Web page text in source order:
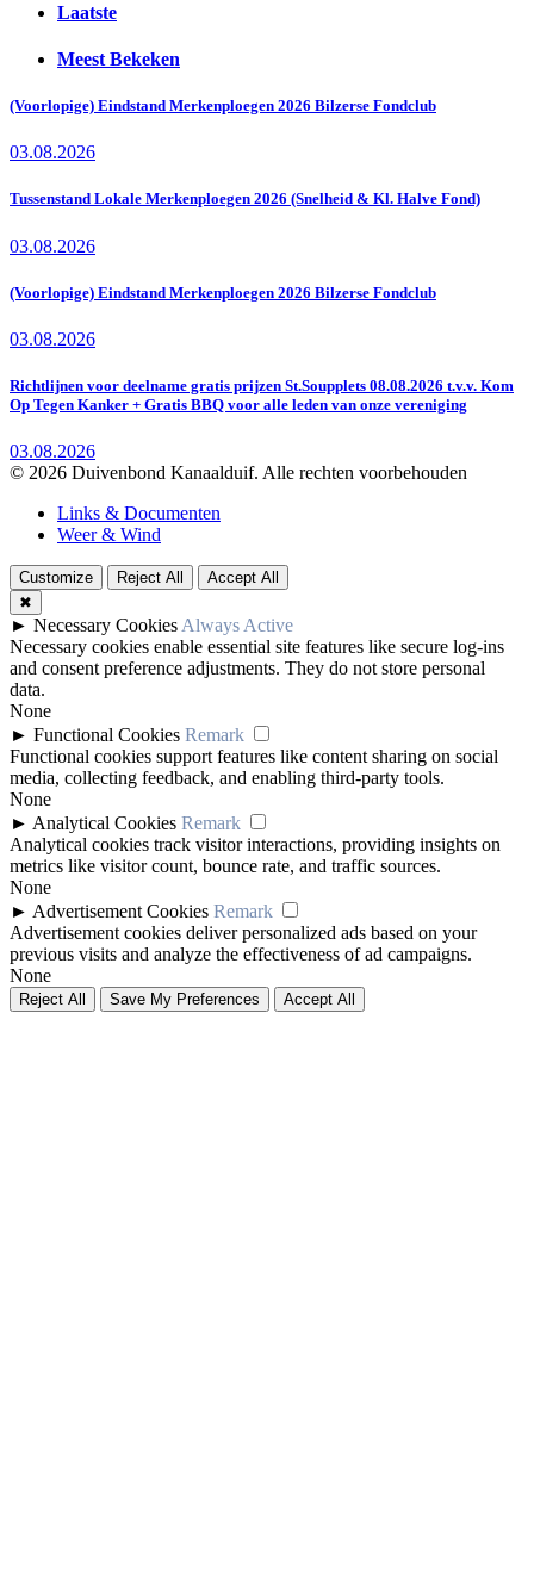
Laatste
Meest Bekeken
(Voorlopige) Eindstand Merkenploegen 2026 Bilzerse Fondclub
03.08.2026
Tussenstand Lokale Merkenploegen 2026 (Snelheid & Kl. Halve Fond)
03.08.2026
(Voorlopige) Eindstand Merkenploegen 2026 Bilzerse Fondclub
03.08.2026
Richtlijnen voor deelname gratis prijzen St.Soupplets 08.08.2026 t.v.v. Kom
Op Tegen Kanker + Gratis BBQ voor alle leden van onze vereniging
03.08.2026
© 2026 Duivenbond Kanaalduif. Alle rechten voorbehouden
Links & Documenten
Weer & Wind
Customize Reject All
Accept All
✖
► Necessary Cookies Always Active
Necessary cookies enable essential site features like secure log-ins
and consent preference adjustments. They do not store personal
data.
None
► Functional Cookies Remark
Functional cookies support features like content sharing on social
media, collecting feedback, and enabling third-party tools.
None
► Analytical Cookies Remark
Analytical cookies track visitor interactions, providing insights on
metrics like visitor count, bounce rate, and traffic sources.
None
► Advertisement Cookies Remark
Advertisement cookies deliver personalized ads based on your
previous visits and analyze the effectiveness of ad campaigns.
None
Reject All Save My Preferences Accept All